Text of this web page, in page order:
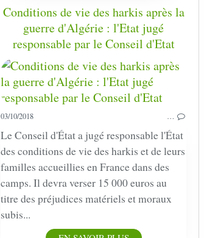
COMMÉMORATION
PRESSE
Conditions de vie des harkis après la
guerre d'Algérie : l'Etat jugé
responsable par le Conseil d'Etat
03/10/2018 …
Le Conseil d'État a jugé responsable l'État
des conditions de vie des harkis et de leurs
familles accueillies en France dans des
camps. Il devra verser 15 000 euros au
titre des préjudices matériels et moraux
subis...